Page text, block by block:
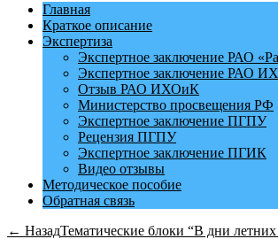
Главная
Краткое описание
Экспертиза
Экспертное заключение РАО
Экспертное заключение РАО
Отзыв РАО ИХОиК
Министерство просвещения РФ
Экспертное заключение ПГПУ
Рецензия ПГПУ
Экспертное заключение ПГИК
Видео отзывы
Методическое пособие
Обратная связь
← НазадТематические блоки “В дни